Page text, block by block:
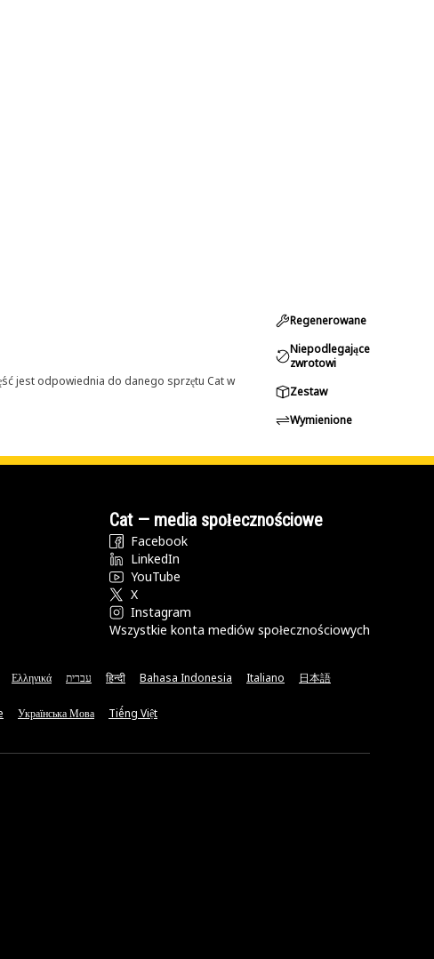
jest odpowiednia do danego sprzętu Cat w
Regenerowane
Niepodlegające
zwrotowi
Zestaw
Wymienione
Cat — media społecznościowe
Facebook
LinkedIn
YouTube
X
Instagram
Wszystkie konta mediów społecznościowych
Ελληνικά עברית हिन्दी Bahasa Indonesia Italiano 日本語
Українська Мова Tiếng Việt